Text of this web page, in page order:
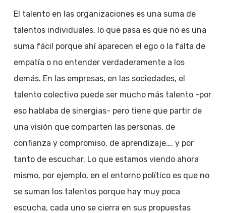
El talento en las organizaciones es una suma de
talentos individuales, lo que pasa es que no es una
suma fácil porque ahí aparecen el ego o la falta de
empatía o no entender verdaderamente a los
demás. En las empresas, en las sociedades, el
talento colectivo puede ser mucho más talento -por
eso hablaba de sinergias- pero tiene que partir de
una visión que comparten las personas, de
confianza y compromiso, de aprendizaje…, y por
tanto de escuchar. Lo que estamos viendo ahora
mismo, por ejemplo, en el entorno político es que no
se suman los talentos porque hay muy poca
escucha, cada uno se cierra en sus propuestas